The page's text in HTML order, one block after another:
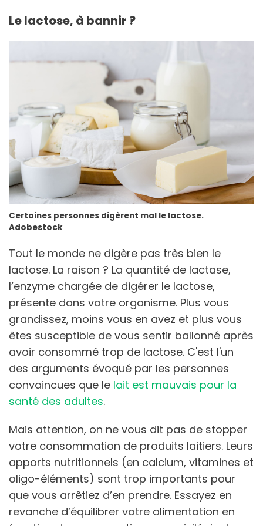
Le lactose, à bannir ?
Certaines personnes digèrent mal le lactose.
Adobestock
Tout le monde ne digère pas très bien le
lactose. La raison ? La quantité de lactase,
l’enzyme chargée de digérer le lactose,
présente dans votre organisme. Plus vous
grandissez, moins vous en avez et plus vous
êtes susceptible de vous sentir ballonné après
avoir consommé trop de lactose. C'est l'un
des arguments évoqué par les personnes
convaincues que le lait est mauvais pour la
santé des adultes.
Mais attention, on ne vous dit pas de stopper
votre consommation de produits laitiers. Leurs
apports nutritionnels (en calcium, vitamines et
oligo-éléments) sont trop importants pour
que vous arrêtiez d’en prendre. Essayez en
revanche d’équilibrer votre alimentation en